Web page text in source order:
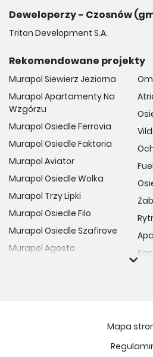
Deweloperzy - Czosnów
Triton Development S.A.
Rekomendowane projekty
Murapol Siewierz Jeziorna
Murapol Apartamenty Na
Wzgórzu
Murapol Osiedle Ferrovia
Murapol Osiedle Faktoria
Murapol Aviator
Murapol Osiedle Wolka
Murapol Trzy Lipki
Murapol Osiedle Filo
Murapol Osiedle Szafirove
Murapol Agosto
Mapa